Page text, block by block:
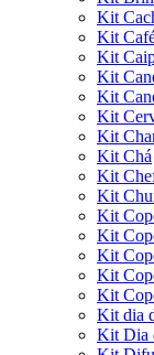
Kit
Kit
Kit
Kit
Kit
Kit
Kit
Kit Chá
Kit
Kit
Kit
Kit
Kit
Kit
Kit
Kit dia
Kit Dia